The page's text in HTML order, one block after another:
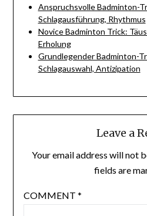
Anspruchsvolle Badminton-
Schlagausführung, Rhythmus
Novice Badminton Trick:
Erholung
Grundlegender Badminton-
Schlagauswahl, Antizipation
Leave a
Your email address will not
fields are
COMMENT *